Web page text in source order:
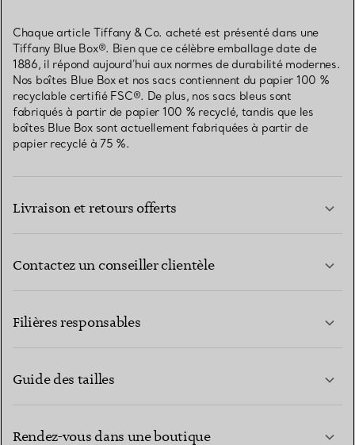
Chaque article Tiffany & Co. acheté est présenté dans une
Tiffany Blue Box®. Bien que ce célèbre emballage date de
1886, il répond aujourd’hui aux normes de durabilité modernes.
Nos boîtes Blue Box et nos sacs contiennent du papier 100 %
recyclable certifié FSC®. De plus, nos sacs bleus sont
fabriqués à partir de papier 100 % recyclé, tandis que les
boîtes Blue Box sont actuellement fabriquées à partir de
papier recyclé à 75 %.
Livraison et retours offerts
Contactez un conseiller clientèle
Filières responsables
Guide des tailles
Rendez-vous dans une boutique